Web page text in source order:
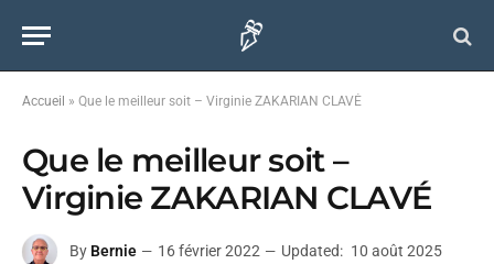
Accueil » Que le meilleur soit – Virginie ZAKARIAN CLAVÉ
Que le meilleur soit –
Virginie ZAKARIAN CLAVÉ
By Bernie 16 février 2022 Updated: 10 août 2025